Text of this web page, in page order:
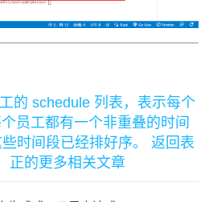
的 schedule 列表，表示每个
员工都有一个非重叠的时间
时间段已经排好序。 返回表
正的更多相关文章